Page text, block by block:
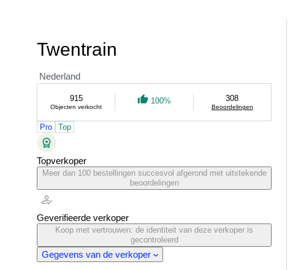
Twentrain
Nederland
915
Objecten verkocht
100% 308
Beoordelingen
Pro Top
Topverkoper
Meer dan 100 bestellingen succesvol afgerond met uitstekende
beoordelingen
Geverifieerde verkoper
Koop met vertrouwen: de identiteit van deze verkoper is
gecontroleerd
Gegevens van de verkoper